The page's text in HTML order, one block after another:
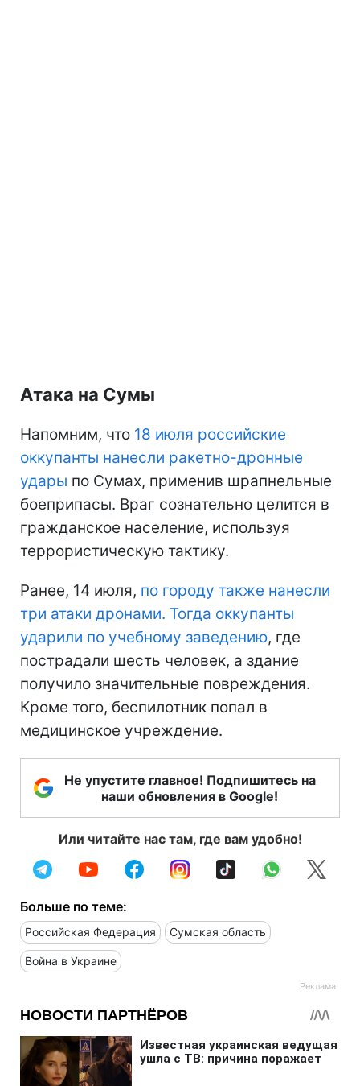
Атака на Сумы
Напомним, что 18 июля российские
оккупанты нанесли ракетно-дронные
удары по Сумах, применив шрапнельные
боеприпасы. Враг сознательно целится в
гражданское население, используя
террористическую тактику.
Ранее, 14 июля, по городу также нанесли
три атаки дронами. Тогда оккупанты
ударили по учебному заведению, где
пострадали шесть человек, а здание
получило значительные повреждения.
Кроме того, беспилотник попал в
медицинское учреждение.
Не упустите главное! Подпишитесь на
наши обновления в Google!
Или читайте нас там, где вам удобно!
Больше по теме:
Российская Федерация Сумская область
Война в Украине